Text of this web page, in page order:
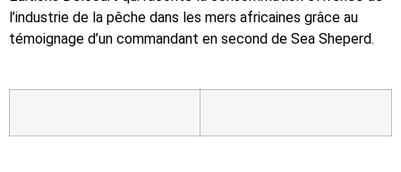
l’industrie de la pêche dans les mers africaines grâce au
témoignage d’un commandant en second de Sea Sheperd.